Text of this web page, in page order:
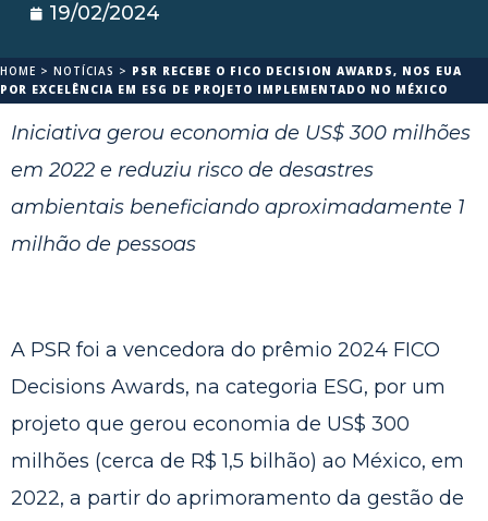
19/02/2024
HOME > NOTÍCIAS > PSR RECEBE O FICO DECISION AWARDS, NOS EUA
POR EXCELÊNCIA EM ESG DE PROJETO IMPLEMENTADO NO MÉXICO
Iniciativa gerou economia de US$ 300 milhões
em 2022 e reduziu risco de desastres
ambientais beneficiando aproximadamente 1
milhão de pessoas
A PSR foi a vencedora do prêmio 2024 FICO
Decisions Awards, na categoria ESG, por um
projeto que gerou economia de US$ 300
milhões (cerca de R$ 1,5 bilhão) ao México, em
2022, a partir do aprimoramento da gestão de